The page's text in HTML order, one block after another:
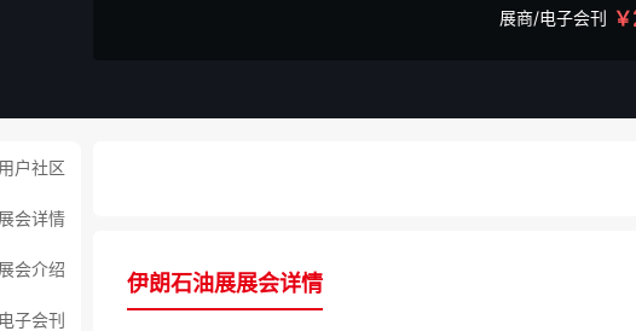
展商/电子会刊 ￥
户社区
会详情
会介绍
子会刊
伊朗石油展展会详情